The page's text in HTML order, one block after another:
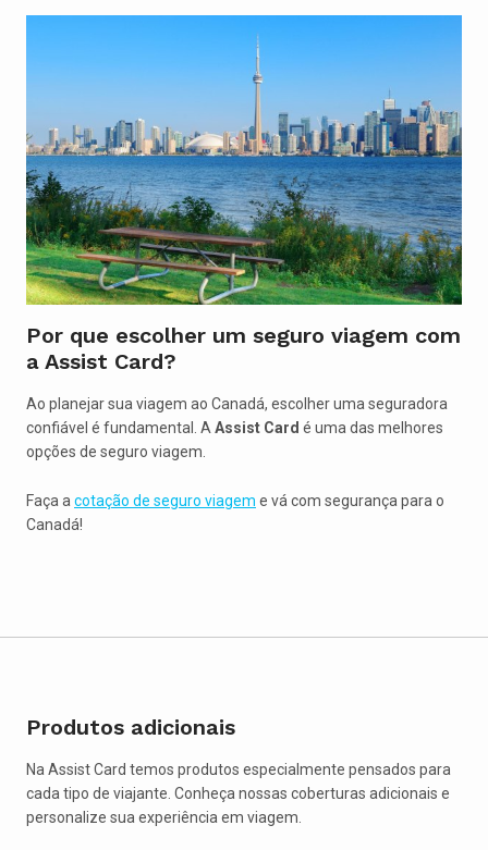
Por que escolher um seguro viagem com
a Assist Card?
Ao planejar sua viagem ao Canadá, escolher uma seguradora
confiável é fundamental. A Assist Card é uma das melhores
opções de seguro viagem.
Faça a cotação de seguro viagem e vá com segurança para o
Canadá!
Produtos adicionais
Na Assist Card temos produtos especialmente pensados para
cada tipo de viajante. Conheça nossas coberturas adicionais e
personalize sua experiência em viagem.